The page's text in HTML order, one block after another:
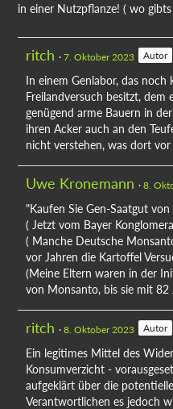
in einer Nutzpflanze! ( wo gibts
ritch 7. Oktober 2023 Autor
In einem Genlabor, das noch
Freilandversuch besitzt, dem
genügend arme Bauern in
ihren Acker auch an den
nicht verstehen, was dort vor
Uwe Kronemann 8.
"Kaufen Sie Gen-Saatgut
( Jetzt vom Bayer
( Manche Deutsche
vor Jahren die Kartoffel
(Meine Eltern waren in der
von Monsanto, bis sie mit 82
ritch 8. Oktober 2023 Autor
Ein legitimes Mittel des
Konsumverzicht -
aufgeklärt über die
Verantwortlichen es jedoch